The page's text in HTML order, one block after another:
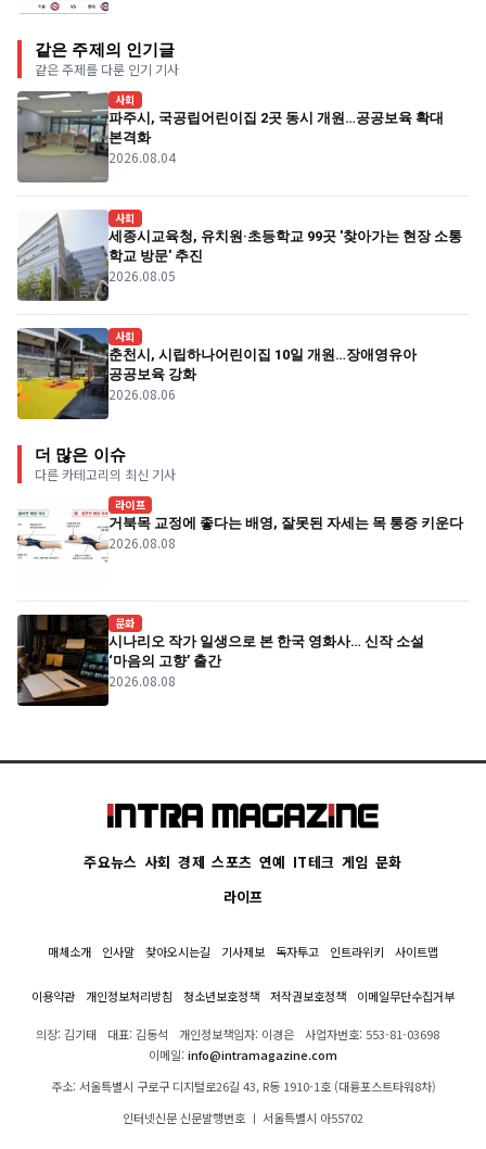
같은 주제의 인기글
같은 주제를 다룬 인기 기사
사회
파주시, 국공립어린이집 2곳 동시 개원…공공보육 확대
본격화
2026.08.04
사회
세종시교육청, 유치원·초등학교 99곳 '찾아가는 현장 소통
학교 방문' 추진
2026.08.05
사회
춘천시, 시립하나어린이집 10일 개원…장애영유아
공공보육 강화
2026.08.06
더 많은 이슈
다른 카테고리의 최신 기사
라이프
거북목 교정에 좋다는 배영, 잘못된 자세는 목 통증 키운다
2026.08.08
문화
시나리오 작가 일생으로 본 한국 영화사… 신작 소설
‘마음의 고향’ 출간
2026.08.08
주요뉴스 사회 경제 스포츠 연예 IT테크 게임 문화
라이프
매체소개 인사말 찾아오시는길 기사제보 독자투고 인트라위키 사이트맵
이용약관 개인정보처리방침 청소년보호정책 저작권보호정책 이메일무단수집거부
의장: 김기태 대표: 김동석 개인정보책임자: 이경은
사업자번호: 553-81-03698
이메일:info@intramagazine.com
주소: 서울특별시 구로구 디지털로26길 43, R동 1910-1호 (대륭포스트타워8차)
인터넷신문 신문발행번호 ㅣ 서울특별시 아55702